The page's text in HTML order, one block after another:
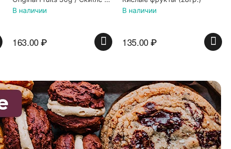
вкусом фруктов 30гр в
красной банке
В наличии
163.00₽
В наличии
135.00₽